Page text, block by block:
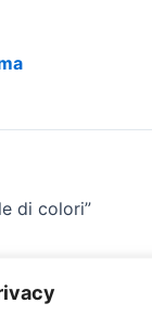
di colori”